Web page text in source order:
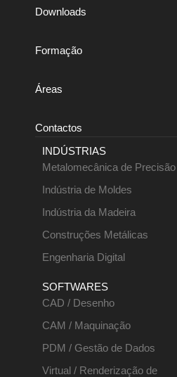
Downloads
Formação
Áreas
Contactos
INDÚSTRIAS
Metalomecânica de Precisão
Indústria de Moldes
Indústria da Madeira
Construções Metálicas
Engenharia Digital
SOFTWARES
CAD / Desenho
CAM / Maquinação
PDM / Gestão de Dados
Virtual / Renderização de